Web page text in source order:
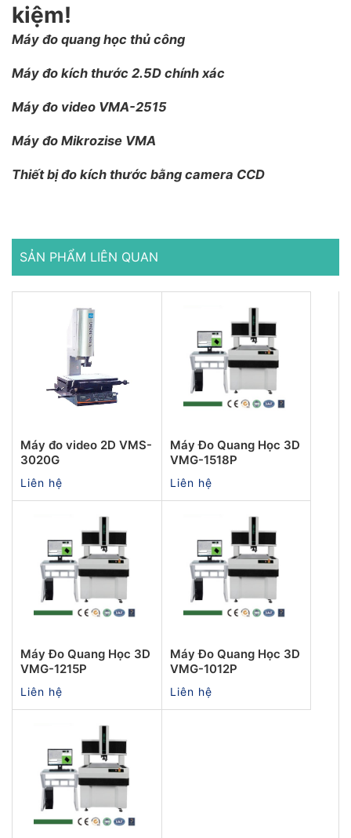
kiệm!
Máy đo quang học thủ công
Máy đo kích thước 2.5D chính xác
Máy đo video VMA-2515
Máy đo Mikrozise VMA
Thiết bị đo kích thước bằng camera CCD
SẢN PHẨM LIÊN QUAN
Máy đo video 2D VMS-
3020G
Liên hệ
Máy Đo Quang Học 3D
VMG-1518P
Liên hệ
Máy Đo Quang Học 3D
VMG-1215P
Liên hệ
Máy Đo Quang Học 3D
VMG-1012P
Liên hệ